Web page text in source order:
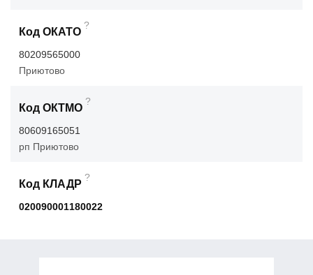
Код ОКАТО
?
80209565000
Приютово
Код ОКТМО
?
80609165051
рп Приютово
Код КЛАДР
?
020090001180022